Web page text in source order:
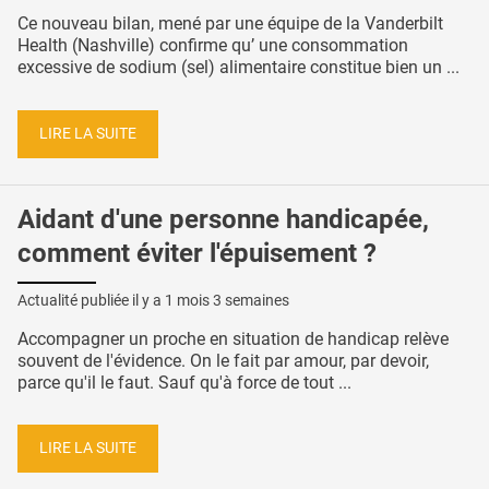
Ce nouveau bilan, mené par une équipe de la Vanderbilt
Health (Nashville) confirme qu’ une consommation
excessive de sodium (sel) alimentaire constitue bien un ...
LIRE LA SUITE
Aidant d'une personne handicapée,
comment éviter l'épuisement ?
Actualité publiée il y a 1 mois 3 semaines
Accompagner un proche en situation de handicap relève
souvent de l'évidence. On le fait par amour, par devoir,
parce qu'il le faut. Sauf qu'à force de tout ...
LIRE LA SUITE